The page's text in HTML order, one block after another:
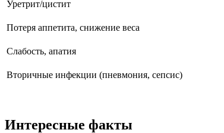
Уретрит/цистит
Потеря аппетита, снижение веса
Слабость, апатия
Вторичные инфекции (пневмония, сепсис)
Интересные факты